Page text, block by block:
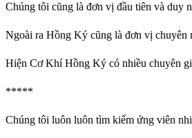
Chúng tôi cũng là đơn vị đầu tiên và duy
Ngoài ra Hồng Ký cũng là đơn vị chuyên
Hiện Cơ Khí Hồng Ký có nhiều chuyên
*****
Chúng tôi luôn luôn tìm kiếm ứng viên